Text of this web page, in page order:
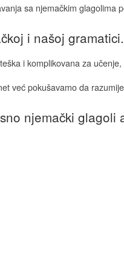
sa njemačkim glagolima
i našoj gramatici.
i komplikovana za
već pokušavamo da
njemački glagoli